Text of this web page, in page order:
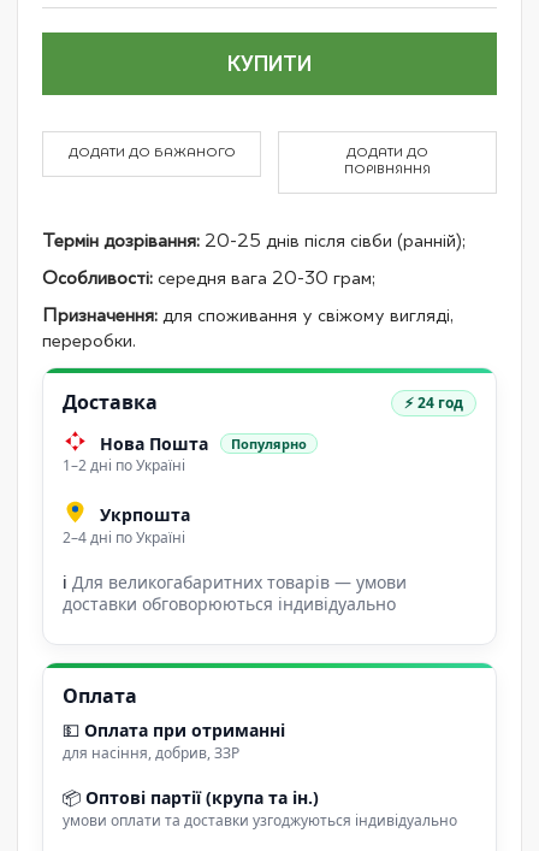
ціна
КУПИТИ
ДОДАТИ ДО БАЖАНОГО
ДОДАТИ ДО
ПОРІВНЯННЯ
Термін дозрівання: 20-25 днів після сівби (ранній);
Особливості: середня вага 20-30 грам;
Призначення: для споживання у свіжому вигляді,
переробки.
Доставка ⚡ 24 год
Нова Пошта Популярно
1–2 дні по Україні
Укрпошта
2–4 дні по Україні
ℹ Для великогабаритних товарів — умови
доставки обговорюються індивідуально
Оплата
💵 Оплата при отриманні
для насіння, добрив, ЗЗР
📦 Оптові партії (крупа та ін.)
умови оплати та доставки узгоджуються індивідуально